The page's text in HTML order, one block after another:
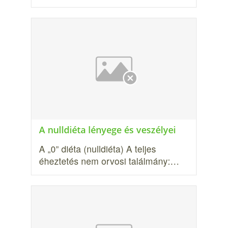
A nulldiéta lényege és veszélyei
A „0” diéta (nulldiéta) A teljes
éheztetés nem orvosi találmány:…